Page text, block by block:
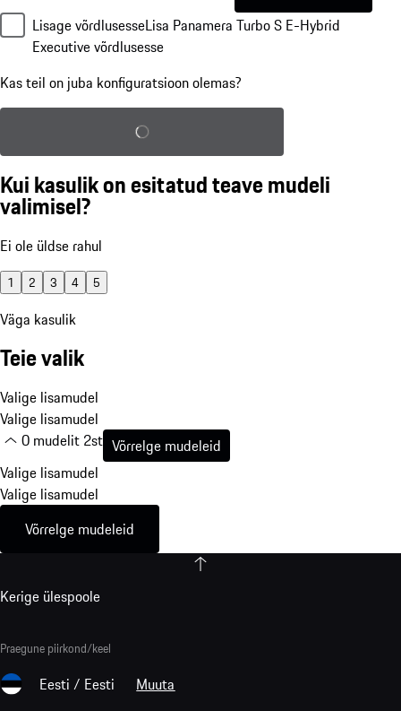
Lisage võrdlusesseLisa Panamera Turbo S E-Hybrid
Executive võrdlusesse
Kas teil on juba konfiguratsioon olemas?
Salvestatud konfiguratsiooni laadimine
Kui kasulik on esitatud teave mudeli
valimisel?
Ei ole üldse rahul
1 2 3 4 5
Väga kasulik
Teie valik
Valige lisamudel
Valige lisamudel
0 mudelit 2st Võrrelge mudeleid
Valige lisamudel
Valige lisamudel
Võrrelge mudeleid